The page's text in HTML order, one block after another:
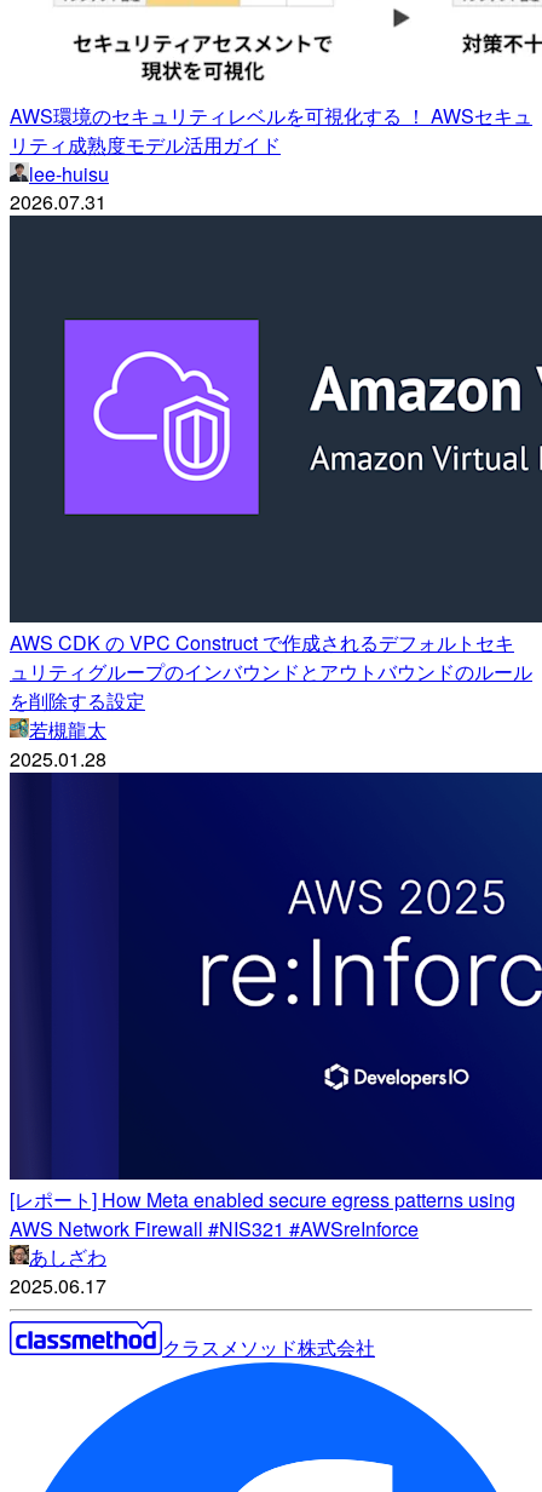
AWS環境のセキュリティレベルを可視化する ！ AWSセキュ
リティ成熟度モデル活用ガイド
lee-huisu
2026.07.31
AWS CDK の VPC Construct で作成されるデフォルトセキ
ュリティグループのインバウンドとアウトバウンドのルール
を削除する設定
若槻龍太
2025.01.28
[レポート] How Meta enabled secure egress patterns using
AWS Network Firewall #NIS321 #AWSreInforce
あしざわ
2025.06.17
クラスメソッド株式会社